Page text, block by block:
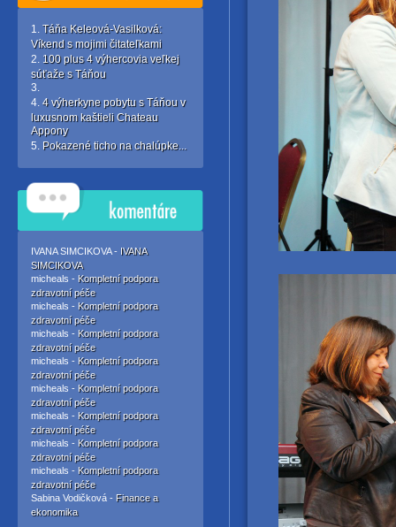
Táňa Keleová-Vasilková:
Víkend s mojimi čitateľkami
100 plus 4 výhercovia veľkej
súťaže s Táňou
4 výherkyne pobytu s Táňou v
luxusnom kaštieli Chateau
Appony
Pokazené ticho na chalúpke...
IVANA SIMCIKOVA - IVANA
SIMCIKOVA
micheals - Kompletní podpora
zdravotní péče
micheals - Kompletní podpora
zdravotní péče
micheals - Kompletní podpora
zdravotní péče
micheals - Kompletní podpora
zdravotní péče
micheals - Kompletní podpora
zdravotní péče
micheals - Kompletní podpora
zdravotní péče
micheals - Kompletní podpora
zdravotní péče
micheals - Kompletní podpora
zdravotní péče
Sabina Vodičková - Finance a
ekonomika